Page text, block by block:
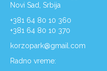
Novi Sad, Srbija
+381 64 80 10 360
+381 64 80 10 370
korzopark@gmail.com
Radno vreme: